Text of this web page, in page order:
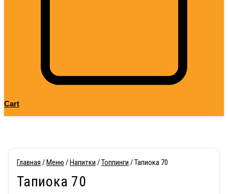
Cart
Главная /Меню /Напитки /Топпинги / Тапиока 70
Тапиока 70